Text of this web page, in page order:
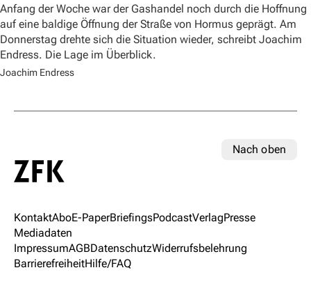
Anfang der Woche war der Gashandel noch durch die Hoffnung
auf eine baldige Öffnung der Straße von Hormus geprägt. Am
Donnerstag drehte sich die Situation wieder, schreibt Joachim
Endress. Die Lage im Überblick.
Joachim Endress
Nach oben
KontaktAboE-PaperBriefingsPodcastVerlagPresse
Mediadaten
ImpressumAGBDatenschutzWiderrufsbelehrung
BarrierefreiheitHilfe/FAQ